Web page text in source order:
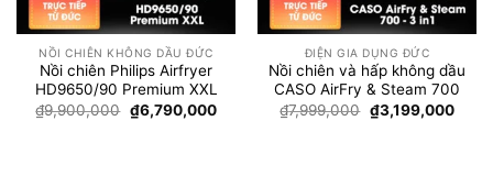
NỒI CHIÊN KHÔNG DẦU ĐỨC
Nồi chiên Philips Airfryer
HD9650/90 Premium XXL
₫9,900,000 Giá
gốc
₫6,790,000Giá
ĐIỆN GIA DỤNG ĐỨC
Nồi chiên và hấp không dầu
CASO AirFry & Steam 700
₫7,999,000 Giá
gốc
₫3,199,000Giá